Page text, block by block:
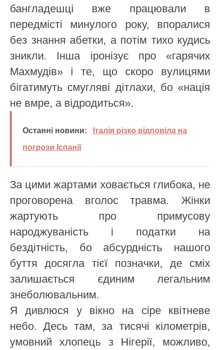
бангладешці вже працювали в
передмісті минулого року, впоралися
без знання абетки, а потім тихо кудись
зникли. Інша іронізує про «гарячих
Махмудів» і те, що скоро вулицями
бігатимуть смугляві дітлахи, бо «нація
не вмре, а відродиться».
Останні новини:
Італія різко відповіла на
погрози Іспанії
За цими жартами ховається глибока, не
проговорена вголос травма. Жінки
жартують про примусову
народжуваність і податки на
бездітність, бо абсурдність нашого
буття досягла тієї позначки, де сміх
залишається єдиним легальним
знеболювальним.
Я дивлюся у вікно на сіре квітневе
небо. Десь там, за тисячі кілометрів,
умовний хлопець з Нігерії, можливо,